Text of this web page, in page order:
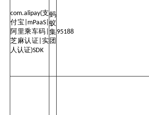
com.alipay(支
付宝 |mPaaS|
阿里乘车码
芝麻认证 实
人认证)SDK
蚂
蚁
集
团
95188